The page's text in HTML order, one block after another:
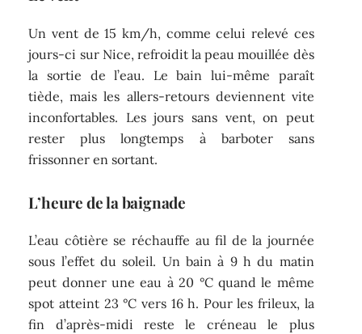
Un vent de 15 km/h, comme celui relevé ces
jours-ci sur Nice, refroidit la peau mouillée dès
la sortie de l’eau. Le bain lui-même paraît
tiède, mais les allers-retours deviennent vite
inconfortables. Les jours sans vent, on peut
rester plus longtemps à barboter sans
frissonner en sortant.
L’heure de la baignade
L’eau côtière se réchauffe au fil de la journée
sous l’effet du soleil. Un bain à 9 h du matin
peut donner une eau à 20 °C quand le même
spot atteint 23 °C vers 16 h. Pour les frileux, la
fin d’après-midi reste le créneau le plus